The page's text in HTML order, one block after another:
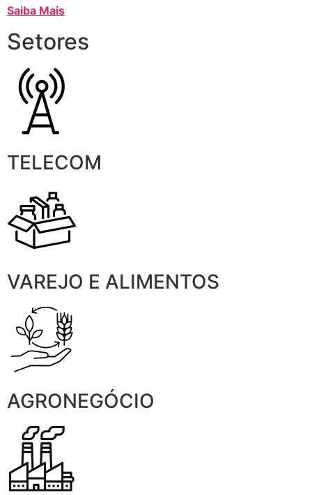
Saiba Mais
Setores
TELECOM
VAREJO E ALIMENTOS
AGRONEGÓCIO